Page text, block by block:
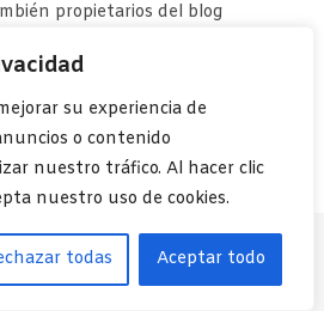
su experiencia de
o contenido
nuestro tráfico. Al hacer clic
nuestro uso de cookies.
todas Aceptar todo
propietarios del blog
nuevo con recetas más
en esta aventura?